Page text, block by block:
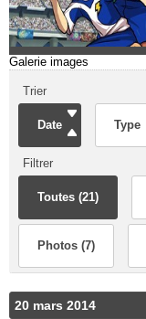
Galerie images
Trier
Date Type
Filtrer
Toutes (21)
Photos (7)
20 mars 2014